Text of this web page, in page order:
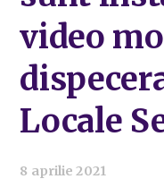
video
Locale
8 aprilie 2021